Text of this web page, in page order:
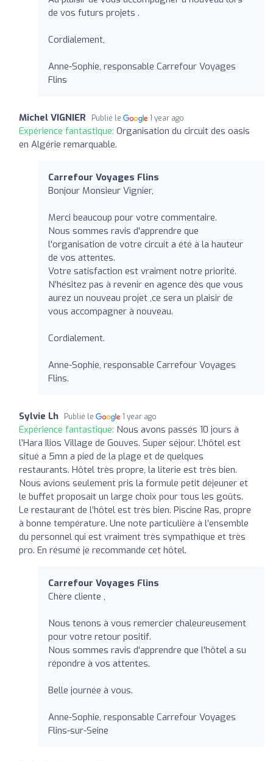
de vos futurs projets .
Cordialement,
Anne-Sophie, responsable Carrefour Voyages
Flins
Michel VIGNIER Publié le 1 year ago
Expérience fantastique: Organisation du circuit des oasis
en Algérie remarquable.
Carrefour Voyages Flins
Bonjour Monsieur Vignier,
Merci beaucoup pour votre commentaire.
Nous sommes ravis d'apprendre que
l'organisation de votre circuit a été à la hauteur
de vos attentes.
Votre satisfaction est vraiment notre priorité.
N’hésitez pas à revenir en agence dès que vous
aurez un nouveau projet ,ce sera un plaisir de
vous accompagner à nouveau.
Cordialement.
Anne-Sophie, responsable Carrefour Voyages
Flins.
Sylvie Lh Publié le 1 year ago
Expérience fantastique: Nous avons passés 10 jours à
l’Hara Ilios Village de Gouves. Super séjour. L’hôtel est
situé a 5mn a pied de la plage et de quelques
restaurants. Hôtel très propre, la literie est très bien.
Nous avions seulement pris la formule petit déjeuner et
le buffet proposait un large choix pour tous les goûts.
Le restaurant de l’hôtel est très bien. Piscine Ras, propre
à bonne température. Une note particulière à l’ensemble
du personnel qui est vraiment très sympathique et très
pro. En résumé je recommande cet hôtel.
Carrefour Voyages Flins
Chère cliente ,
Nous tenons à vous remercier chaleureusement
pour votre retour positif.
Nous sommes ravis d'apprendre que l'hôtel a su
répondre à vos attentes.
Belle journée à vous.
Anne-Sophie, responsable Carrefour Voyages
Flins-sur-Seine